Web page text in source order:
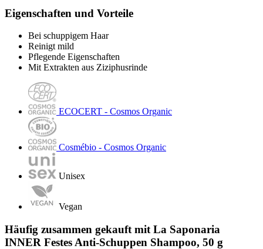
Eigenschaften und Vorteile
Bei schuppigem Haar
Reinigt mild
Pflegende Eigenschaften
Mit Extrakten aus Ziziphusrinde
ECOCERT - Cosmos Organic
Cosmébio - Cosmos Organic
Unisex
Vegan
Häufig zusammen gekauft mit La Saponaria
INNER Festes Anti-Schuppen Shampoo, 50 g